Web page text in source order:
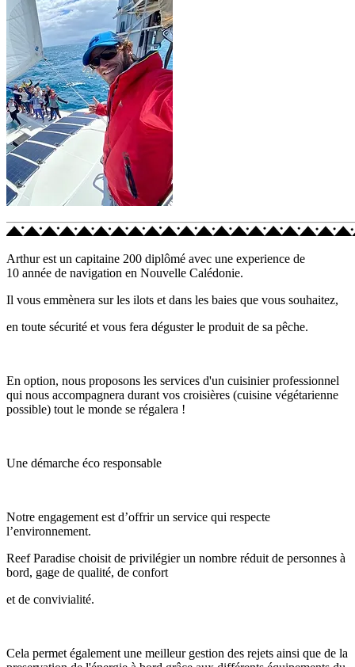
Arthur est un capitaine 200 diplômé avec une experience de
10 année de navigation en Nouvelle Calédonie.
Il vous emmènera sur les ilots et dans les baies que vous souhaitez,
en toute sécurité et vous fera déguster le produit de sa pêche.
En option, nous proposons les services d'un cuisinier professionnel
qui nous accompagnera durant vos croisières (cuisine végétarienne
possible) tout le monde se régalera !
Une démarche éco responsable
Notre engagement est d’offrir un service qui respecte
l’environnement.
Reef Paradise choisit de privilégier un nombre réduit de personnes à
bord, gage de qualité, de confort
et de convivialité.
Cela permet également une meilleur gestion des rejets ainsi que de la